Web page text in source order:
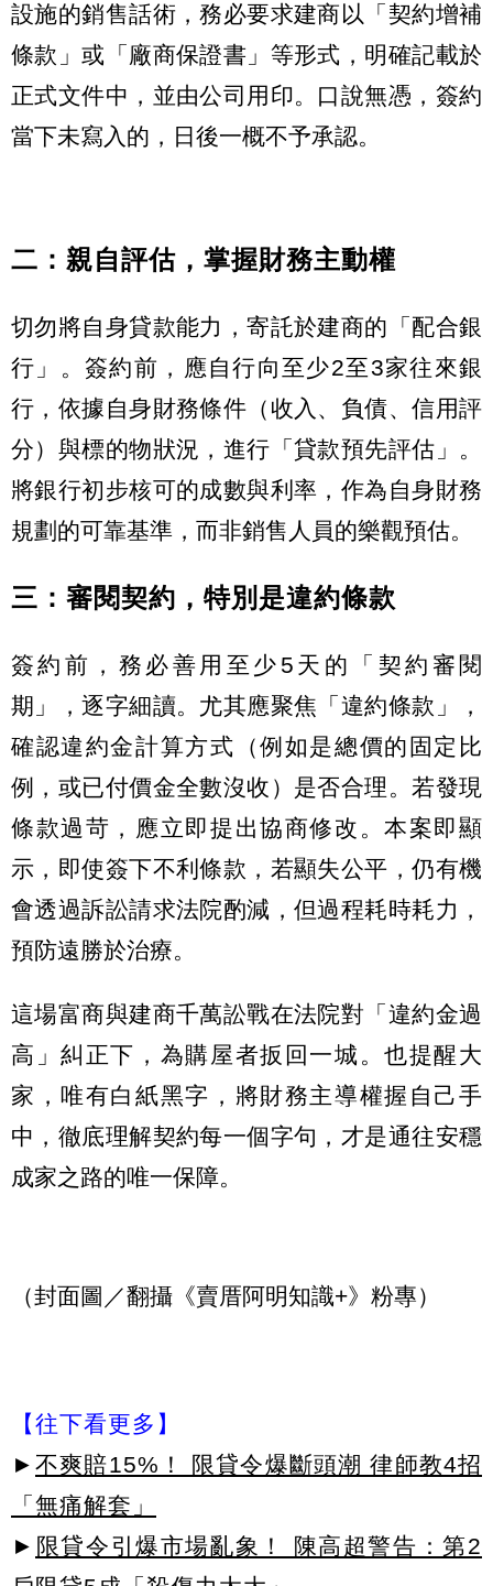
設施的銷售話術，務必要求建商以「契約增補
條款」或「廠商保證書」等形式，明確記載於
正式文件中，並由公司用印。口說無憑，簽約
當下未寫入的，日後一概不予承認。
二：親自評估，掌握財務主動權
切勿將自身貸款能力，寄託於建商的「配合銀
行」。簽約前，應自行向至少2至3家往來銀
行，依據自身財務條件（收入、負債、信用評
分）與標的物狀況，進行「貸款預先評估」。
將銀行初步核可的成數與利率，作為自身財務
規劃的可靠基準，而非銷售人員的樂觀預估。
三：審閱契約，特別是違約條款
簽約前，務必善用至少5天的「契約審閱
期」，逐字細讀。尤其應聚焦「違約條款」，
確認違約金計算方式（例如是總價的固定比
例，或已付價金全數沒收）是否合理。若發現
條款過苛，應立即提出協商修改。本案即顯
示，即使簽下不利條款，若顯失公平，仍有機
會透過訴訟請求法院酌減，但過程耗時耗力，
預防遠勝於治療。
這場富商與建商千萬訟戰在法院對「違約金過
高」糾正下，為購屋者扳回一城。也提醒大
家，唯有白紙黑字，將財務主導權握自己手
中，徹底理解契約每一個字句，才是通往安穩
成家之路的唯一保障。
（封面圖／翻攝《賣厝阿明知識+》粉專）
【往下看更多】
► 不爽賠15%！ 限貸令爆斷頭潮 律師教4招
「無痛解套」
► 限貸令引爆市場亂象！ 陳高超警告：第2